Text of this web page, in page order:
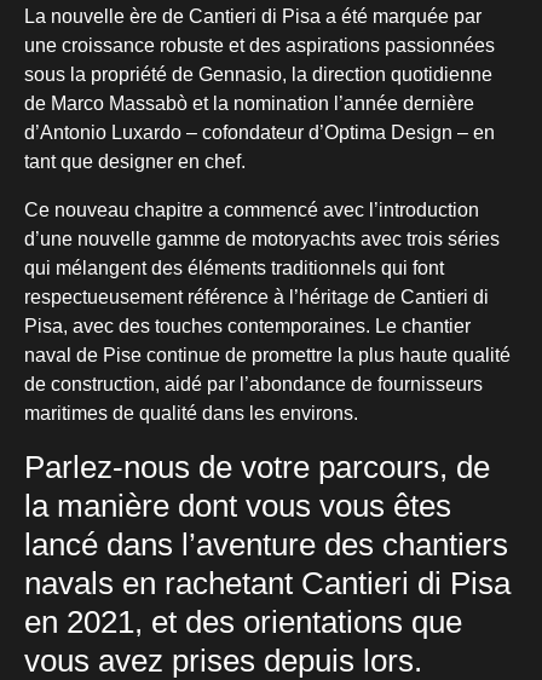
La nouvelle ère de Cantieri di Pisa a été marquée par
une croissance robuste et des aspirations passionnées
sous la propriété de Gennasio, la direction quotidienne
de Marco Massabò et la nomination l’année dernière
d’Antonio Luxardo – cofondateur d’Optima Design – en
tant que designer en chef.
Ce nouveau chapitre a commencé avec l’introduction
d’une nouvelle gamme de motoryachts avec trois séries
qui mélangent des éléments traditionnels qui font
respectueusement référence à l’héritage de Cantieri di
Pisa, avec des touches contemporaines. Le chantier
naval de Pise continue de promettre la plus haute qualité
de construction, aidé par l’abondance de fournisseurs
maritimes de qualité dans les environs.
Parlez-nous de votre parcours, de
la manière dont vous vous êtes
lancé dans l’aventure des chantiers
navals en rachetant Cantieri di Pisa
en 2021, et des orientations que
vous avez prises depuis lors.